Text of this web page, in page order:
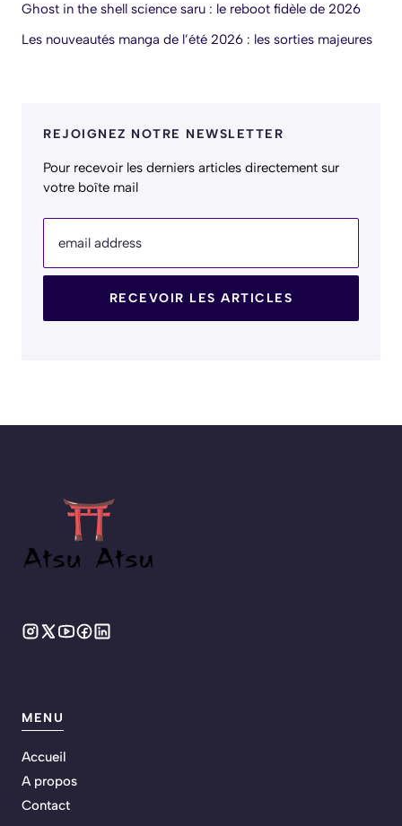
Ghost in the shell science saru : le reboot fidèle de 2026
Les nouveautés manga de l’été 2026 : les sorties majeures
REJOIGNEZ NOTRE NEWSLETTER
Pour recevoir les derniers articles directement sur
votre boîte mail
email address
RECEVOIR LES ARTICLES
MENU
Accueil
A propos
Contact